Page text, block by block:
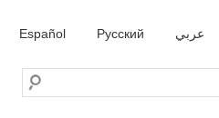
Español Русский عربي